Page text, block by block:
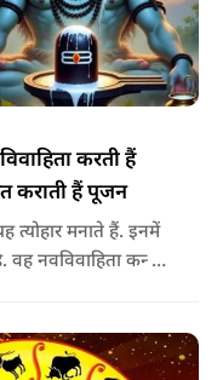
करती हैं
कराती हैं पूजन
त्योहार मनाते हैं. इनमें
वह नवविवाहिता कन्या